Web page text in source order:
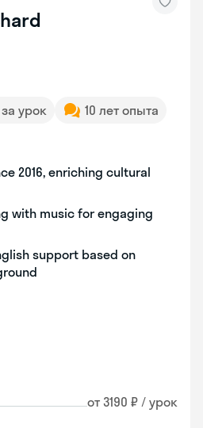
за урок
10 лет опыта
2016, enriching cultural
with music for engaging
support based on
от 3190 ₽ / урок